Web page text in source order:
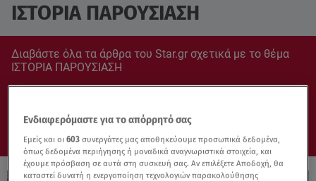
ΙΣΤΟΡΙΑ ΠΑΡΟΥΣΙΑΣΗ
Διαβάστε όλα τα άρθρα του Star.gr σχετικά με το θέμα
ΙΣΤΟΡΙΑ ΠΑΡΟΥΣΙΑΣΗ
Ενδιαφερόμαστε για το απόρρητό σας
Εμείς και οι603 συνεργάτες μας αποθηκεύουμε προσωπικά δεδομένα,
όπως δεδομένα περιήγησης ή μοναδικά αναγνωριστικά στοιχεία, και
έχουμε πρόσβαση σε αυτά στη συσκευή σας. Αν επιλέξετε Αποδοχή, θα
καταστεί δυνατή η ενεργοποίηση τεχνολογιών παρακολούθησης